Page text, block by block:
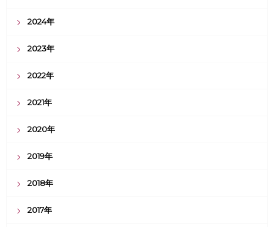
2024年
2023年
2022年
2021年
2020年
2019年
2018年
2017年